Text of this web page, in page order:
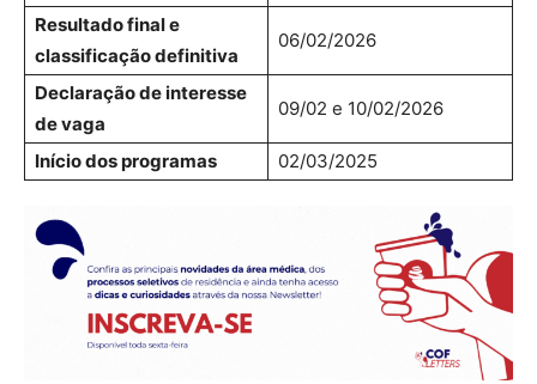
Resultado final e
classificação definitiva
06/02/2026
Declaração de interesse
de vaga
09/02 e 10/02/2026
Início dos programas 02/03/2025